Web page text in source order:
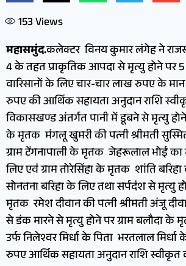
153Views
महासमुंद.कलेक्टर विनय कुमार लंगेह ने
4 के तहत प्राकृतिक आपदा से मृत्यु होने पर
वारिसानों के लिए चार-चार लाख रुपए के
रुपए की आर्थिक सहायता अनुदान राशि
विकासखण्ड अंतर्गत पानी में डूबने से मृत्यु होने
के मृतक मंगलू खुमरी की पत्नी श्रीमती
ग्राम टेंगनापाली के मृतक जेहरूलाल भोई का
लिए एवं ग्राम तोरेसिंहा के मृतक शांति बरिहा
सोनतना बरिहा के लिए तथा सर्पदंश से मृत्यु
मृतक रमेश दीवान की पत्नी श्रीमती अंजू
से डंक मारने से मृत्यु होने पर ग्राम बलौदा के
उर्फ निलेश्वर मिर्धा के पिता भरतलाल
रुपए आर्थिक सहायता अनुदान राशि स्वीकृत